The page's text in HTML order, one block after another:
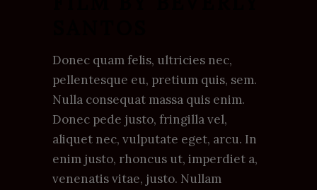
Donec quam felis, ultricies nec,
pellentesque eu, pretium quis, sem.
Nulla consequat massa quis enim.
Donec pede justo, fringilla vel,
aliquet nec, vulputate eget, arcu. In
enim justo, rhoncus ut, imperdiet a,
venenatis vitae, justo. Nullam